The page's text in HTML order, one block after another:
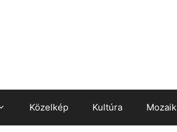
Közelkép Kultúra Mozaik